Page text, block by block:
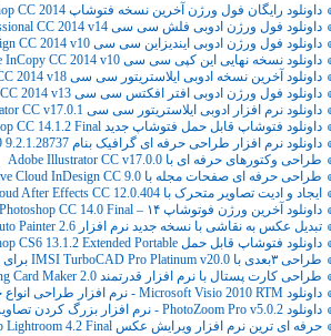
داونلود رایگان فول ورژن آخرین نسخه فتوشاپ Adobe Photoshop CC 2014
داونلود فول ورژن ادوبی فلش سی سی Adobe Flash Professional CC 2014 v14
داونلود فول ورژن ادوبی ایندیزاین سی سی Adobe InDesign CC 2014 v10
داونلود نسخه نهایی این کپی سی سی Adobe InCopy CC 2014 v10
داونلود آخرین نسخه ادوبی ایلاستریتور سی سی Adobe Illustrator CC 2014 v18
داونلود فول ورژن ادوبی افتر افکتس سی سی Adobe After Effects CC 2014 v13
داونلود نرم افزار ادوبی ایلاستریتور سی سی Adobe Illustrator CC v17.0.1
داونلود فتوشاپ قابل حمل فتوشاپ جدید Adobe Photoshop CC 14.1.2 Final
داونلود نرم افزار طراحی حرفه ای گرافیک بنام Xara Designer Pro X9 9.2.1.28737
طراحی وکتورهای حرفه ای با Adobe Illustrator CC v17.0.0
طراحی حرفه ای صفحات مجله با Adobe Creative Cloud InDesign CC 9.0
ایجاد و ادیت تصاویر متحرک با Adobe Creative Cloud After Effects CC 12.0.404
داونلود آخرین ورژن فوتوشاپ ۱۴ – Adobe Creative Cloud Photoshop CC 14.0 Final
تبدیل عکس به نقاشی با نسخه جدید نرم افزار Dynamic Auto Painter 2.6
داونلود فتوشاپ قابل حمل Adobe Photoshop CS6 13.1.2 Extended Portable
طراحی ۳بعدی با IMSI TurboCAD Pro Platinum v20.0 برای ویندوز ۶۴ بیت
طراحی کارت پستال با نرم افزار قدرتمند SnowFox Greeting Card Maker 2.0
داونلود Microsoft Visio 2010 RTM - نرم افزار طراحی انواع چارت های گرافیکی
داونلود PhotoZoom Pro v5.0.2 - نرم افزار بزرگ کردن تصاویر با کمترین افت کیفیت
حرفه ای ترین نرم افزار ویرایش عکس Adobe Photoshop Lightroom 4.2 Final